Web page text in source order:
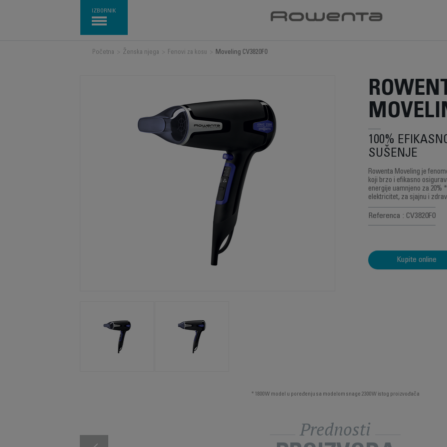
IZBORNIK
Početna Ženska njega Fenovi za kosu Moveling CV3820F0
100%
SUŠENJE
Rowenta Moveling je
koji brzo i efikasno
energije uamnjeno za 20%
elektricitet, za sjajnu i
Referenca : CV3820F0
Kupite online
* 1800W model u poređenju sa modelom snage 2300W istog proizvođača
Prednosti